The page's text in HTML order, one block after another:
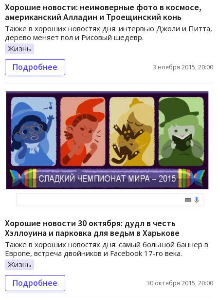
Хорошие новости: неимоверные фото в космосе,
американский Алладин и Троещинский конь
Также в хороших новостях дня: интервью Джоли и Питта,
дерево меняет пол и Рисовый шедевр.
Жизнь
Подробнее 3 ноября 2015, 20:00
Хорошие новости 30 октября: дудл в честь
Хэллоуина и парковка для ведьм в Харькове
Также в хороших новостях дня: самый большой баннер в
Европе, встреча двойников и Facebook 17-го века.
Жизнь
Подробнее 30 октября 2015, 20:00